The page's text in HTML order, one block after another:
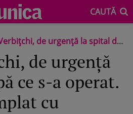
CAUTĂ
de urgență la spital după ce s-a operat. Ce s-a întâmplat cu cântăreața
de urgență
ce s-a operat.
cu